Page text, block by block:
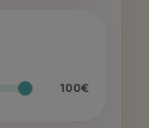
100€